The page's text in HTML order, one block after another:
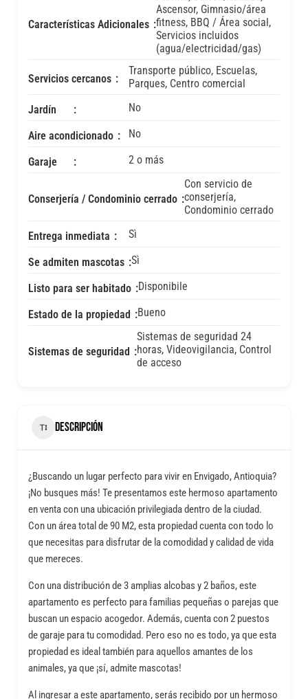
Características Adicionales
Ascensor, Gimnasio/área
fitness, BBQ / Área social,
Servicios incluidos
(agua/electricidad/gas)
Servicios cercanos
Transporte público, Escuelas,
Parques, Centro comercial
Jardín
No
Aire acondicionado No
Garaje 2 o más
Conserjería / Condominio cerrado
Con servicio de
conserjería,
Condominio cerrado
Entrega inmediata
Sì
Se admiten mascotas Sì
Listo para ser habitado Disponibile
Estado de la propiedad Bueno
Sistemas de seguridad
Sistemas de seguridad 24
horas, Videovigilancia, Control
de acceso
DESCRIPCIÓN
¿Buscando un lugar perfecto para vivir en Envigado, Antioquia?
¡No busques más! Te presentamos este hermoso apartamento
en venta con una ubicación privilegiada dentro de la ciudad.
Con un área total de 90 M2, esta propiedad cuenta con todo lo
que necesitas para disfrutar de la comodidad y calidad de vida
que mereces.
Con una distribución de 3 amplias alcobas y 2 baños, este
apartamento es perfecto para familias pequeñas o parejas que
buscan un espacio acogedor. Además, cuenta con 2 puestos
de garaje para tu comodidad. Pero eso no es todo, ya que esta
propiedad es ideal también para aquellos amantes de los
animales, ya que ¡sí, admite mascotas!
Al ingresar a este apartamento, serás recibido por un hermoso